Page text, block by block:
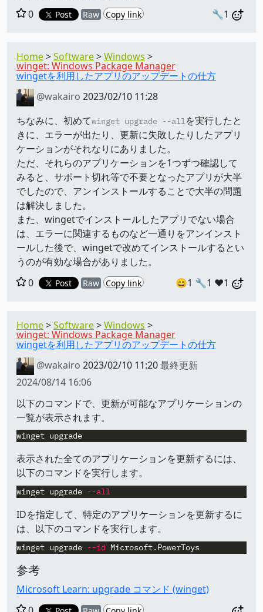
0
Post Raw Copy link 🔧1
Home Software Windows
winget: Windows Package Manager
wingetを利用したアプリのアップデートの仕方
@wakairo 2023/02/10 11:28
ちなみに、初めてwinget upgrade --allを実行したと
きに、エラーが出たり、更新に失敗したりしたアプリ
ケーションがそれなりにありました。
ただ、それらのアプリケーションを1つずつ確認して
みると、サポート切れ等で不要となったアプリが大半
でしたので、アンインストールすることで大半の問題
は解決しました。
また、wingetでインストールしたアプリでない場合
は、エラーに関連するものなど一通りをアンインスト
ールした後で、wingetで改めてインストールするとい
うのが有効な場合がありました。
0
Post Raw Copy link 😄1 🔧1 ❤️1
Home Software Windows
winget: Windows Package Manager
wingetを利用したアプリのアップデートの仕方
@wakairo 2023/02/10 11:20最終更新
2024/08/14 16:06
以下のコマンドで、更新が可能なアプリケーションの
一覧が表示されます。
winget upgrade
表示された全てのアプリケーションを更新するには、
以下のコマンドを実行します。
winget upgrade --all
IDを指定して、特定のアプリケーションを更新するに
は、以下のコマンドを実行します。
winget upgrade --id Microsoft.PowerToys
参考
Microsoft Learn: upgrade コマンド (winget)